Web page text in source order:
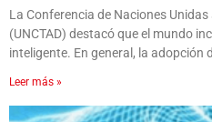
La Conferencia de Naciones
(UNCTAD) destacó que el mundo
inteligente. En general, la adopción
Leer más »